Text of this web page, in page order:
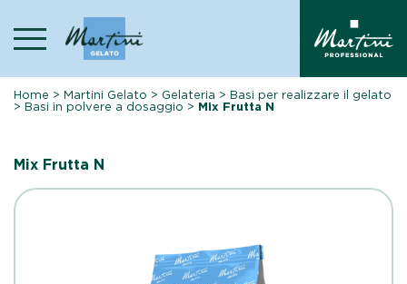
content
Home >Martini Gelato > Gelateria >Basi per realizzare il gelato
>Basi in polvere a dosaggio > Mix Frutta N
Mix Frutta N